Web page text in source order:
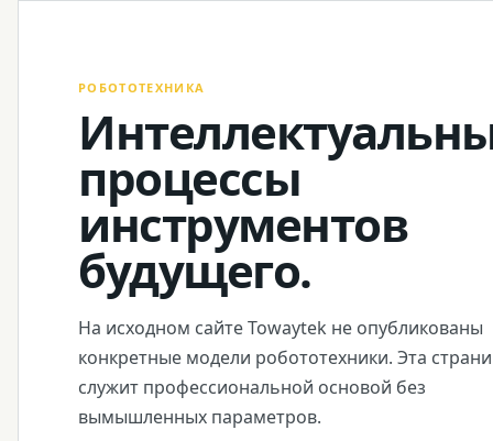
РОБОТОТЕХНИКА
процессы
инструментов
будущего.
На исходном сайте Towaytek не опубликованы
конкретные модели робототехники. Эта
служит профессиональной основой без
вымышленных параметров.